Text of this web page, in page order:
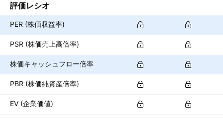
評価レシオ
PER (株価収益率)
PSR (株価売上高倍率)
株価キャッシュフロー倍率
PBR (株価純資産倍率)
EV (企業価値)